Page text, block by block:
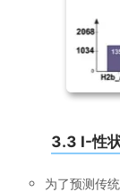
3.3 I-性
为了预测传